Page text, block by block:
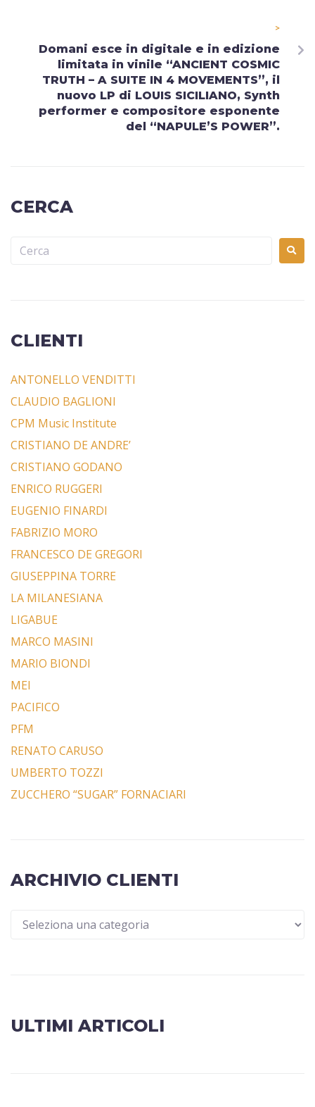
>
Domani esce in digitale e in edizione
limitata in vinile “ANCIENT COSMIC
TRUTH – A SUITE IN 4 MOVEMENTS”, il
nuovo LP di LOUIS SICILIANO, Synth
performer e compositore esponente
del “NAPULE’S POWER”.
CERCA
CLIENTI
ANTONELLO VENDITTI
CLAUDIO BAGLIONI
CPM Music Institute
CRISTIANO DE ANDRE’
CRISTIANO GODANO
ENRICO RUGGERI
EUGENIO FINARDI
FABRIZIO MORO
FRANCESCO DE GREGORI
GIUSEPPINA TORRE
LA MILANESIANA
LIGABUE
MARCO MASINI
MARIO BIONDI
MEI
PACIFICO
PFM
RENATO CARUSO
UMBERTO TOZZI
ZUCCHERO “SUGAR” FORNACIARI
ARCHIVIO CLIENTI
ULTIMI ARTICOLI